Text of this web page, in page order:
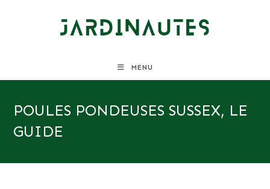
MENU
POULES PONDEUSES SUSSEX, LE
GUIDE